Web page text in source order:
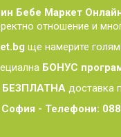
Бебе Маркет
отношение и
ще намерите
БОНУС
БЕЗПЛАТНА доставка
- Телефони: